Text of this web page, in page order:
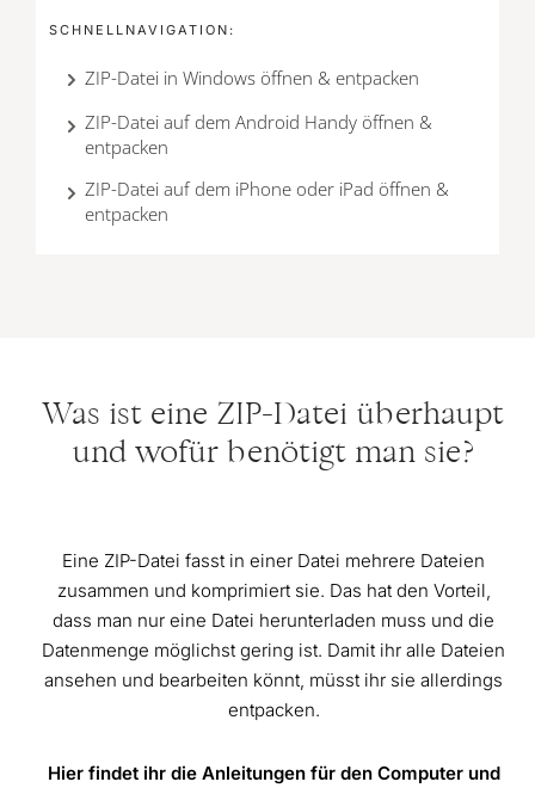
SCHNELLNAVIGATION:
ZIP-Datei in Windows öffnen & entpacken
ZIP-Datei auf dem Android Handy öffnen &
entpacken
ZIP-Datei auf dem iPhone oder iPad öffnen &
entpacken
Was ist eine ZIP-Datei überhaupt
und wofür benötigt man sie?
Eine ZIP-Datei fasst in einer Datei mehrere Dateien
zusammen und komprimiert sie. Das hat den Vorteil,
dass man nur eine Datei herunterladen muss und die
Datenmenge möglichst gering ist. Damit ihr alle Dateien
ansehen und bearbeiten könnt, müsst ihr sie allerdings
entpacken.
Hier findet ihr die Anleitungen für den Computer und